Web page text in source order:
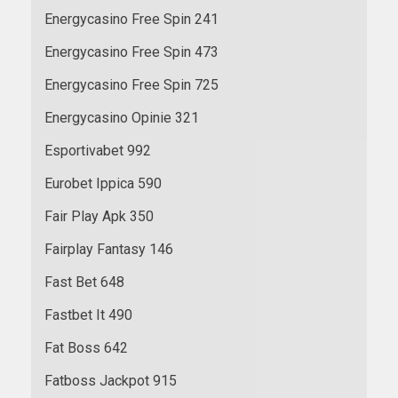
Energycasino Free Spin 241
Energycasino Free Spin 473
Energycasino Free Spin 725
Energycasino Opinie 321
Esportivabet 992
Eurobet Ippica 590
Fair Play Apk 350
Fairplay Fantasy 146
Fast Bet 648
Fastbet It 490
Fat Boss 642
Fatboss Jackpot 915